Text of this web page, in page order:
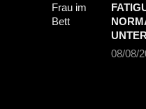
08/08/